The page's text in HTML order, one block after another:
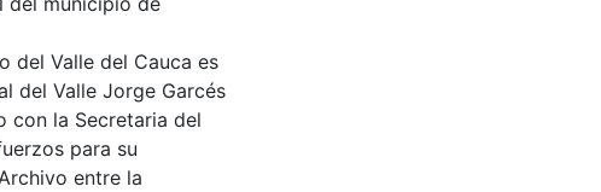
del Valle del Cauca es
del Valle Jorge Garcés
con la Secretaria del
para su
entre la